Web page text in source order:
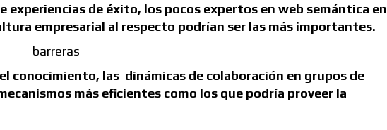
experiencias de éxito, los pocos expertos en web semántica en
empresarial al respecto podrían ser las más importantes.
conocimiento, las dinámicas de colaboración en grupos de
más eficientes como los que podría proveer la